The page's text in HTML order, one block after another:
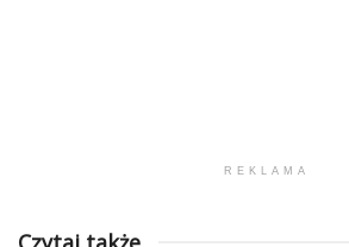
REKLAMA